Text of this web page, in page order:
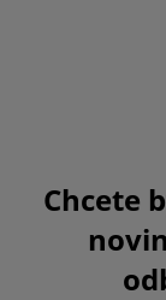
Chcete